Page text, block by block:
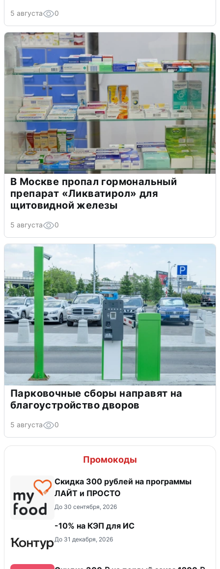
5 августа 0
В Москве пропал гормональный
препарат «Ликватирол» для
щитовидной железы
5 августа 0
Парковочные сборы направят на
благоустройство дворов
5 августа 0
Промокоды
​Скидка 300 рублей на программы
ЛАЙТ и ПРОСТО
До 30 сентября, 2026
-10% на КЭП для ИС
До 31 декабря, 2026